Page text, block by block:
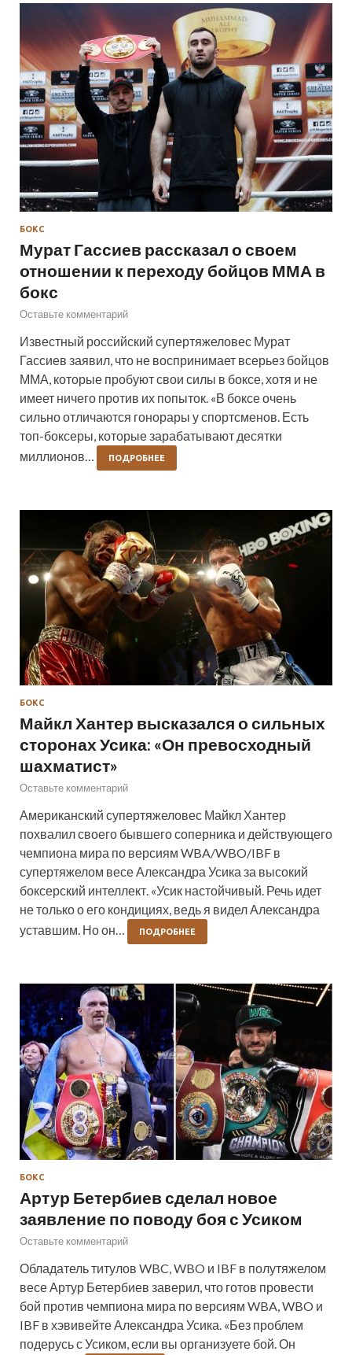
БОКС
Мурат Гассиев рассказал о своем
отношении к переходу бойцов ММА в
бокс
Оставьте комментарий
Известный российский супертяжеловес Мурат
Гассиев заявил, что не воспринимает всерьез бойцов
ММА, которые пробуют свои силы в боксе, хотя и не
имеет ничего против их попыток. «В боксе очень
сильно отличаются гонорары у спортсменов. Есть
топ-боксеры, которые зарабатывают десятки
миллионов…
ПОДРОБНЕЕ
БОКС
Майкл Хантер высказался о сильных
сторонах Усика: «Он превосходный
шахматист»
Оставьте комментарий
Американский супертяжеловес Майкл Хантер
похвалил своего бывшего соперника и действующего
чемпиона мира по версиям WBA/WBO/IBF в
супертяжелом весе Александра Усика за высокий
боксерский интеллект. «Усик настойчивый. Речь идет
не только о его кондициях, ведь я видел Александра
уставшим. Но он…
ПОДРОБНЕЕ
БОКС
Артур Бетербиев сделал новое
заявление по поводу боя с Усиком
Оставьте комментарий
Обладатель титулов WBC, WBO и IBF в полутяжелом
весе Артур Бетербиев заверил, что готов провести
бой против чемпиона мира по версиям WBA, WBO и
IBF в хэвивейте Александра Усика. «Без проблем
подерусь с Усиком, если вы организуете бой. Он